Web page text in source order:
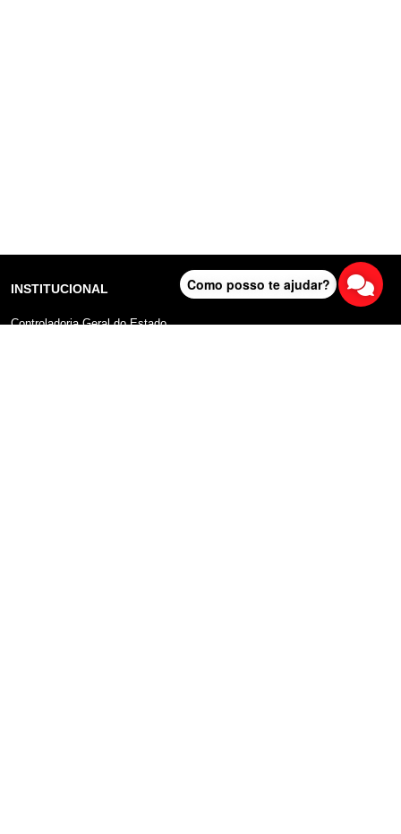
INSTITUCIONAL
Controladoria Geral do Estado
Como posso te ajudar?